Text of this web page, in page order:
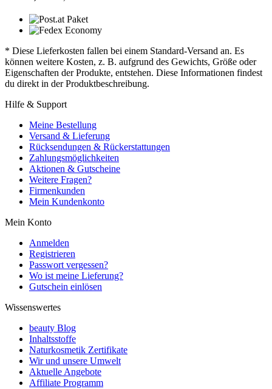
* Diese Lieferkosten fallen bei einem Standard-Versand an. Es
können weitere Kosten, z. B. aufgrund des Gewichts, Größe oder
Eigenschaften der Produkte, entstehen. Diese Informationen findest
du direkt in der Produktbeschreibung.
Hilfe & Support
Meine Bestellung
Versand & Lieferung
Rücksendungen & Rückerstattungen
Zahlungsmöglichkeiten
Aktionen & Gutscheine
Weitere Fragen?
Firmenkunden
Mein Kundenkonto
Mein Konto
Anmelden
Registrieren
Passwort vergessen?
Wo ist meine Lieferung?
Gutschein einlösen
Wissenswertes
beauty Blog
Inhaltsstoffe
Naturkosmetik Zertifikate
Wir und unsere Umwelt
Aktuelle Angebote
Affiliate Programm